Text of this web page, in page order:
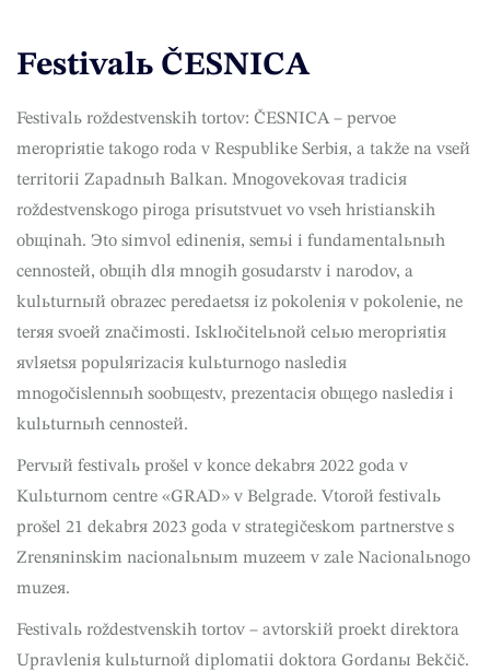
Festivalь ČESNICA
Festivalь roždestvenskih tortov: ČESNICA – pervoe
meropriяtie takogo roda v Respublike Serbiя, a takže na vseй
territorii Zapadnыh Balkan. Mnogovekovaя tradiciя
roždestvenskogo piroga prisutstvuet vo vseh hristianskih
obщinah. Эto simvol edineniя, semьi i fundamentalьnыh
cennosteй, obщih dlя mnogih gosudarstv i narodov, a
kulьturnый obrazec peredaetsя iz pokoleniя v pokolenie, ne
terяя svoeй značimosti. Isklюčitelьnoй celью meropriяtiя
яvlяetsя populяrizaciя kulьturnogo naslediя
mnogočislennыh soobщestv, prezentaciя obщego naslediя i
kulьturnыh cennosteй.
Pervый festivalь prošel v konce dekabrя 2022 goda v
Kulьturnom centre «GRAD» v Belgrade. Vtoroй festivalь
prošel 21 dekabrя 2023 goda v strategičeskom partnerstve s
Zrenяninskim nacionalьnыm muzeem v zale Nacionalьnogo
muzeя.
Festivalь roždestvenskih tortov – avtorskiй proekt direktora
Upravleniя kulьturnoй diplomatii doktora Gordanы Bekčič.